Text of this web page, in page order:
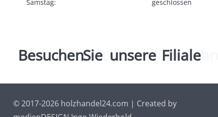
Samstag:
geschlossen
Wir
Besuchen
freuen
Sie uns
unsereüberFiliale